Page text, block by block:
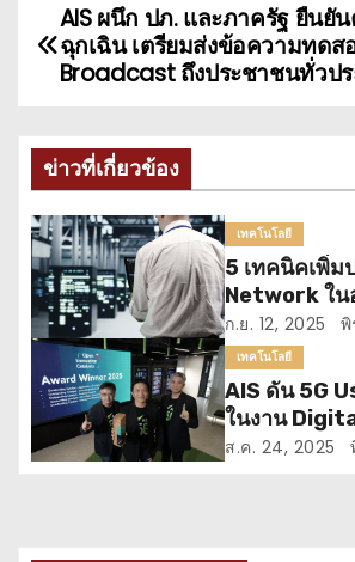
แ
น
แ
น
ว
เ
รื่
อ
AIS ผนึก ปภ. และภาครัฐ ยืนยั
ฉุกเฉิน เตรียมส่งข้อความทดส
Broadcast ถึงประชาชนทั่วปร
ข่าวที่เกี่ยวข้อง
เทคโนโลยี
5 เทคนิคเพิ่ม
Network ใน
ก.ย. 12, 2025
เทคโนโลยี
AIS ดัน 5G
ในงาน
World 2025
ส.ค. 24, 2025